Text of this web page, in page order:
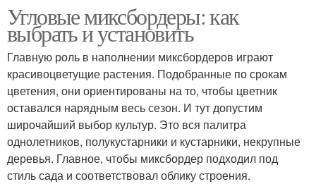
Угловые миксбордеры: как
выбрать и установить
Главную роль в наполнении миксбордеров играют
красивоцветущие растения. Подобранные по срокам
цветения, они ориентированы на то, чтобы цветник
оставался нарядным весь сезон. И тут допустим
широчайший выбор культур. Это вся палитра
однолетников, полукустарники и кустарники, некрупные
деревья. Главное, чтобы миксбордер подходил под
стиль сада и соответствовал облику строения.